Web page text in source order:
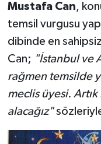
Mustafa Can,
temsil vurgusu
dibinde en sahipsiz
Can; "İstanbul ve
rağmen temsilde
meclis üyesi. Artık
alacağız"sözleriyle